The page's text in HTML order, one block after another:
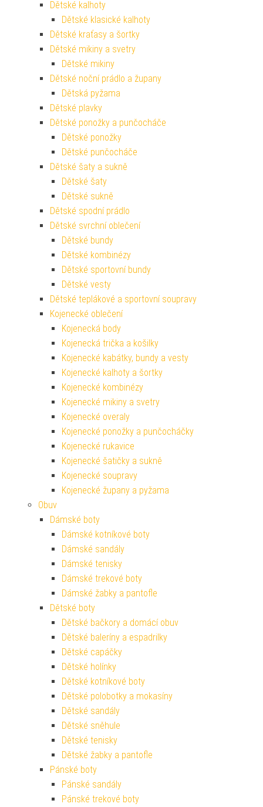
Dětské kalhoty
Dětské klasické kalhoty
Dětské kraťasy a šortky
Dětské mikiny a svetry
Dětské mikiny
Dětské noční prádlo a župany
Dětská pyžama
Dětské plavky
Dětské ponožky a punčocháče
Dětské ponožky
Dětské punčocháče
Dětské šaty a sukně
Dětské šaty
Dětské sukně
Dětské spodní prádlo
Dětské svrchní oblečení
Dětské bundy
Dětské kombinézy
Dětské sportovní bundy
Dětské vesty
Dětské teplákové a sportovní soupravy
Kojenecké oblečení
Kojenecká body
Kojenecká trička a košilky
Kojenecké kabátky, bundy a vesty
Kojenecké kalhoty a šortky
Kojenecké kombinézy
Kojenecké mikiny a svetry
Kojenecké overaly
Kojenecké ponožky a punčocháčky
Kojenecké rukavice
Kojenecké šatičky a sukně
Kojenecké soupravy
Kojenecké župany a pyžama
Obuv
Dámské boty
Dámské kotníkové boty
Dámské sandály
Dámské tenisky
Dámské trekové boty
Dámské žabky a pantofle
Dětské boty
Dětské bačkory a domácí obuv
Dětské baleríny a espadrilky
Dětské capáčky
Dětské holínky
Dětské kotníkové boty
Dětské polobotky a mokasíny
Dětské sandály
Dětské sněhule
Dětské tenisky
Dětské žabky a pantofle
Pánské boty
Pánské sandály
Pánské trekové boty